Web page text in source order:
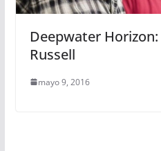
Deepwater
Russell
mayo 9, 2016